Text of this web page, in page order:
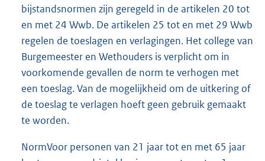
bijstandsnormen zijn geregeld in de artikelen 20 tot
en met 24 Wwb. De artikelen 25 tot en met 29 Wwb
regelen de toeslagen en verlagingen. Het college van
Burgemeester en Wethouders is verplicht om in
voorkomende gevallen de norm te verhogen met
een toeslag. Van de mogelijkheid om de uitkering of
de toeslag te verlagen hoeft geen gebruik gemaakt
te worden.
NormVoor personen van 21 jaar tot en met 65 jaar